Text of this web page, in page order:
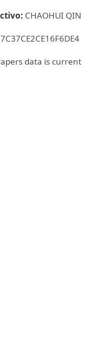
CHAOHUI QIN
data is current